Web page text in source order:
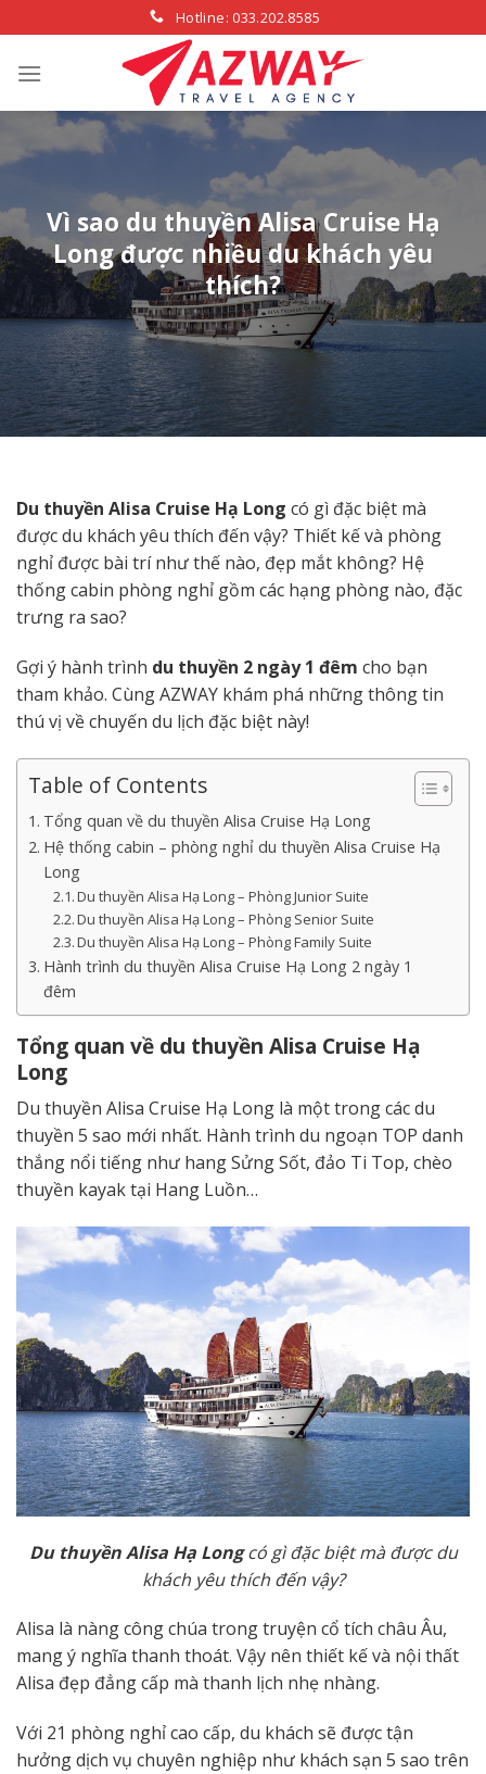
to
content
Hotline: 033.202.8585
Vì sao du thuyền Alisa Cruise Hạ
Long được nhiều du khách yêu
thích?
Du thuyền Alisa Cruise Hạ Long có gì đặc biệt mà
được du khách yêu thích đến vậy? Thiết kế và phòng
nghỉ được bài trí như thế nào, đẹp mắt không? Hệ
thống cabin phòng nghỉ gồm các hạng phòng nào, đặc
trưng ra sao?
Gợi ý hành trình du thuyền 2 ngày 1 đêm cho bạn
tham khảo. Cùng AZWAY khám phá những thông tin
thú vị về chuyến du lịch đặc biệt này!
Table of Contents
Tổng quan về du thuyền Alisa Cruise Hạ Long
Hệ thống cabin – phòng nghỉ du thuyền Alisa Cruise Hạ
Long
Du thuyền Alisa Hạ Long – Phòng Junior Suite
Du thuyền Alisa Hạ Long – Phòng Senior Suite
Du thuyền Alisa Hạ Long – Phòng Family Suite
Hành trình du thuyền Alisa Cruise Hạ Long 2 ngày 1
đêm
Tổng quan về du thuyền Alisa Cruise Hạ
Long
Du thuyền Alisa Cruise Hạ Long là một trong các du
thuyền 5 sao mới nhất. Hành trình du ngoạn TOP danh
thắng nổi tiếng như hang Sửng Sốt, đảo Ti Top, chèo
thuyền kayak tại Hang Luồn…
Du thuyềnAlisa Hạ Longcó gì đặc biệt mà được du
khách yêu thích đến vậy?
Alisa là nàng công chúa trong truyện cổ tích châu Âu,
mang ý nghĩa thanh thoát. Vậy nên thiết kế và nội thất
Alisa đẹp đẳng cấp mà thanh lịch nhẹ nhàng.
Với 21 phòng nghỉ cao cấp, du khách sẽ được tận
hưởng dịch vụ chuyên nghiệp như khách sạn 5 sao trên